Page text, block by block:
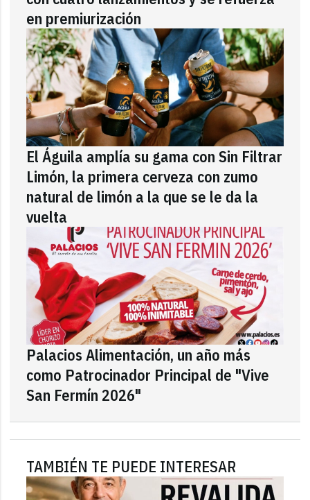
en premiurización
El Águila amplía su gama con Sin Filtrar
Limón, la primera cerveza con zumo
natural de limón a la que se le da la
vuelta
Palacios Alimentación, un año más
como Patrocinador Principal de "Vive
San Fermín 2026"
TAMBIÉN TE PUEDE INTERESAR